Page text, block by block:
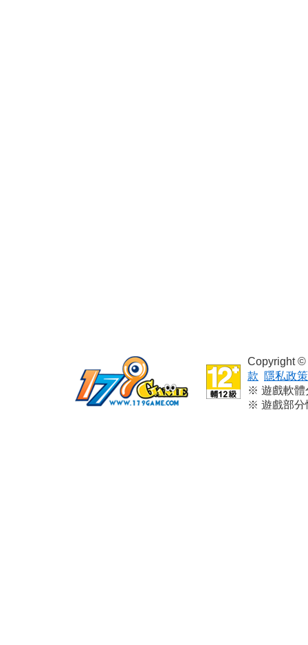
Copyright
款
隱私政策
※ 遊戲軟體
※ 遊戲部分